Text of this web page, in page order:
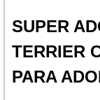
SUPER
TERRIER
PARA